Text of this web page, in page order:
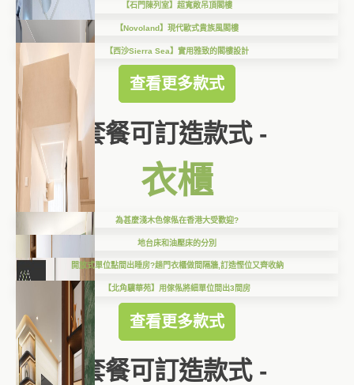
【石門陳列室】超寬敞吊頂閣樓
【Novoland】現代歐式貴族風閣樓
【西沙Sierra Sea】實用雅致的閣樓設計
查看更多款式
套餐可訂造款式 -
衣櫃
為甚麼淺木色傢俬在香港大受歡迎?
地台床和油壓床的分別
開放式單位點間出睡房?趟門衣櫃做間隔牆,訂造慳位又齊收納
【北角驥華苑】用傢俬將細單位間出3間房
查看更多款式
套餐可訂造款式 -